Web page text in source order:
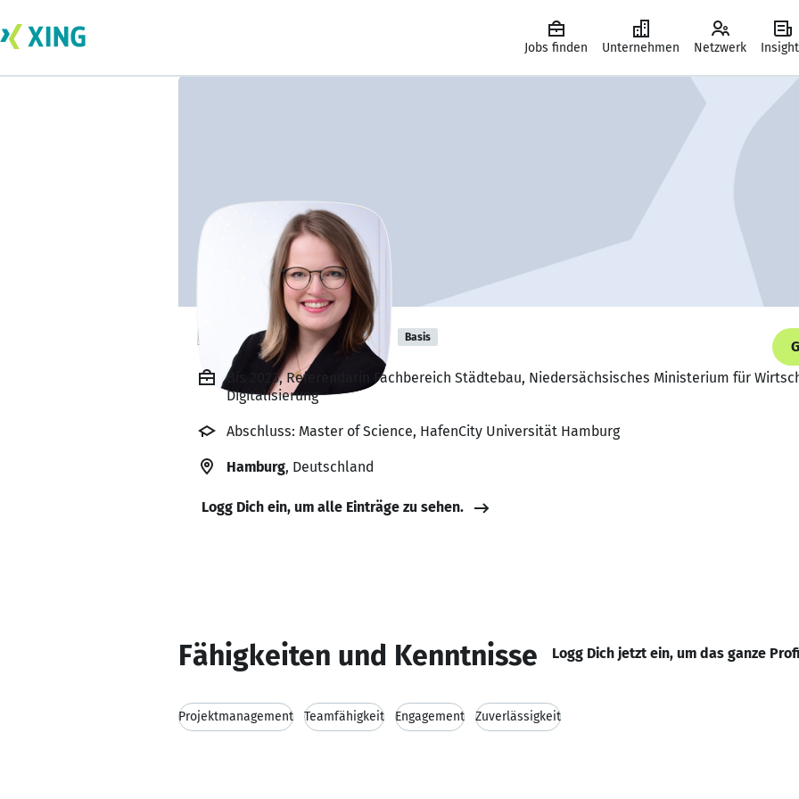
Jobs finden Unternehmen Netzwerk
Nele Luise Myrau Basis
Bis 2023, Referendarin Fachbereich Städtebau, Niedersächsisches Ministerium für
Digitalisierung
Abschluss: Master of Science, HafenCity Universität Hamburg
Hamburg, Deutschland
Logg Dich ein, um alle Einträge zu sehen.
Fähigkeiten und Kenntnisse Logg Dich jetzt ein, um das ganze
Projektmanagement Teamfähigkeit Engagement Zuverlässigkeit